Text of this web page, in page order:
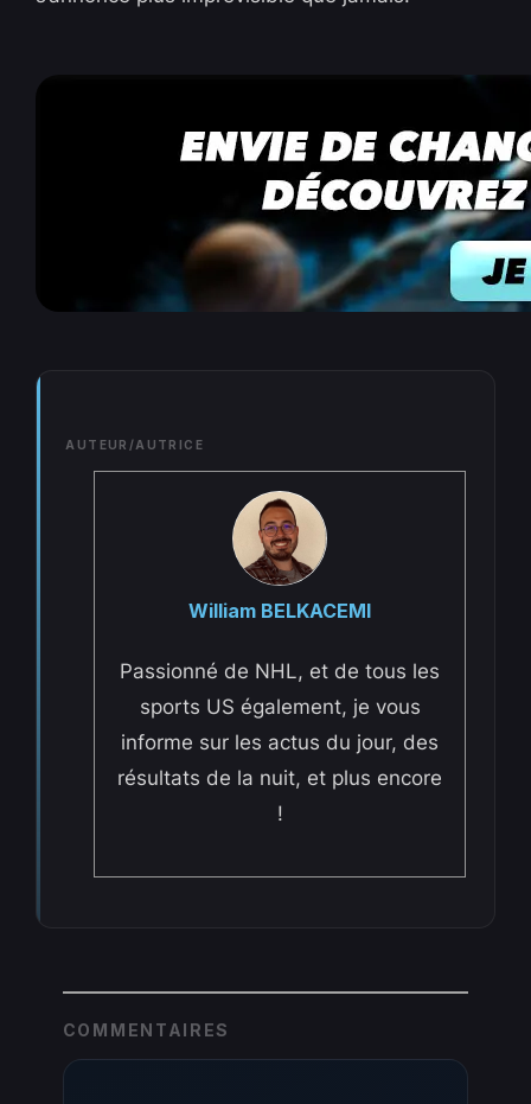
AUTEUR/AUTRICE
William BELKACEMI
Passionné de NHL, et de tous les
sports US également, je vous
informe sur les actus du jour, des
résultats de la nuit, et plus encore
!
COMMENTAIRES